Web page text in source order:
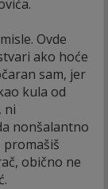
Ovde
ako hoće
sam, jer
kula od
ni
nonšalantno
obično ne